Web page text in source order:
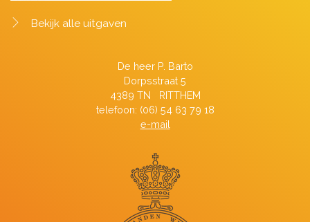
Bekijk alle uitgaven
De heer P. Barto
Dorpsstraat 5
4389 TN RITTHEM
telefoon: (06) 54 63 79 18
e-mail